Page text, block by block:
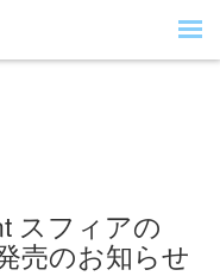
スフィアの
売のお知らせ